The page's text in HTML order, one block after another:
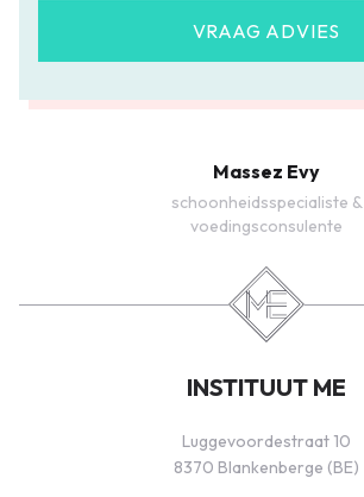
VRAAG ADVIES
Massez Evy
schoonheidsspecialiste &
voedingsconsulente
INSTITUUT ME
Luggevoordestraat 10
8370 Blankenberge (BE)